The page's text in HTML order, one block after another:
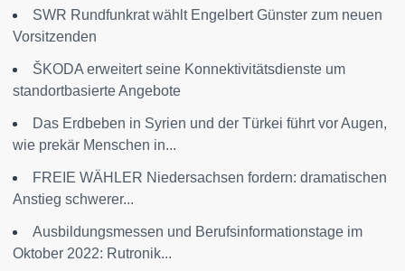
SWR Rundfunkrat wählt Engelbert Günster zum neuen
Vorsitzenden
ŠKODA erweitert seine Konnektivitätsdienste um
standortbasierte Angebote
Das Erdbeben in Syrien und der Türkei führt vor Augen,
wie prekär Menschen in...
FREIE WÄHLER Niedersachsen fordern: dramatischen
Anstieg schwerer...
Ausbildungsmessen und Berufsinformationstage im
Oktober 2022: Rutronik...